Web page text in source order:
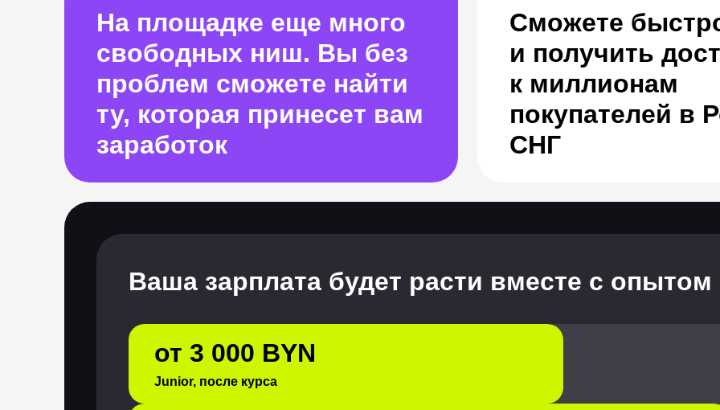
Ваша зарплата будет расти вместе с опытом
от 3 000 BYN
Junior, после курса
На площадке еще много
свободных ниш. Вы без
проблем сможете найти
ту, которая принесет вам
заработок
Сможете
и получить
к миллионам
покупателей в
СНГ